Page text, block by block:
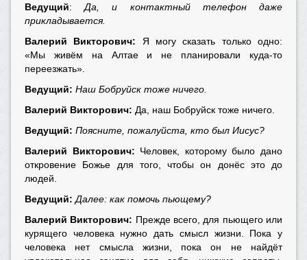
Ведущий:Да, и контактный телефон даже
прикладывается.
Валерий Викторович: Я могу сказать только одно:
«Мы живём на Алтае и не планировали куда-то
переезжать».
Ведущий: Наш Бобруйск тоже ничего.
Валерий Викторович: Да, наш Бобруйск тоже ничего.
Ведущий: Поясните, пожалуйста, кто был Иисус?
Валерий Викторович: Человек, которому было дано
откровение Божье для того, чтобы он донёс это до
людей.
Ведущий: Далее: как помочь пьющему?
Валерий Викторович: Прежде всего, для пьющего или
курящего человека нужно дать смысл жизни. Пока у
человека нет смысла жизни, пока он не найдёт